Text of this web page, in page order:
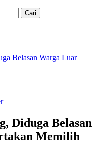
Belasan Warga Luar
Diduga Belasan
Memilih